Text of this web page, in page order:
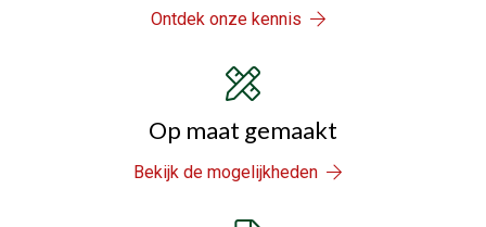
Ontdek onze kennis
Op maat gemaakt
Bekijk de mogelijkheden